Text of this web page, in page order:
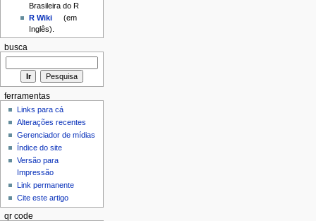
Brasileira do R
R Wiki
(em
Inglês).
busca
ferramentas
Links para cá
Alterações recentes
Gerenciador de mídias
Índice do site
Versão para
Impressão
Link permanente
Cite este artigo
qr code